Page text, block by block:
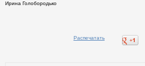
Ирина Голобородько
Распечатать